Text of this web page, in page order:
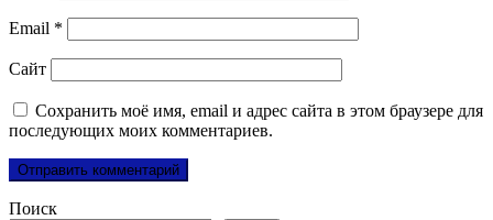
Email *
Сайт
Сохранить моё имя, email и адрес сайта в этом браузере для
последующих моих комментариев.
Поиск